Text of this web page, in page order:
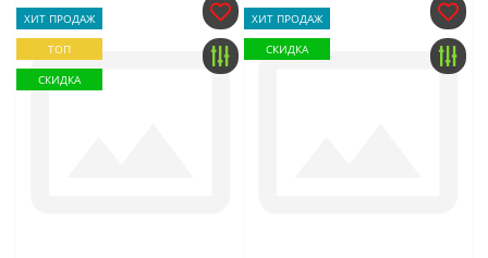
ХИТ ПРОДАЖ
ТОП
СКИДКА
ХИТ ПРОДАЖ
СКИДКА